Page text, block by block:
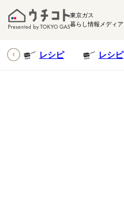
東京ガス
暮らし情報メディア
レシピ レシピ